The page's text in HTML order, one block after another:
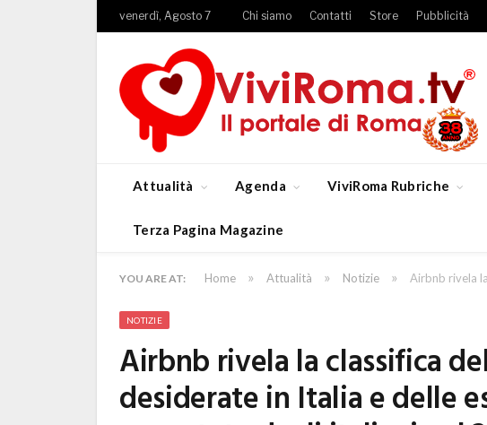
venerdì, Agosto 7 Chi siamo Contatti Store Pubblicità
Attualità Agenda ViviRoma Rubriche
Terza Pagina Magazine
YOU ARE AT: Home » Attualità » Notizie » Airbnb rivela
NOTIZIE
Airbnb rivela la classifica
desiderate in Italia e delle